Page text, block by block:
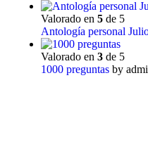
Valorado en 5 de 5
Antología personal
Valorado en 3 de 5
1000 preguntas by